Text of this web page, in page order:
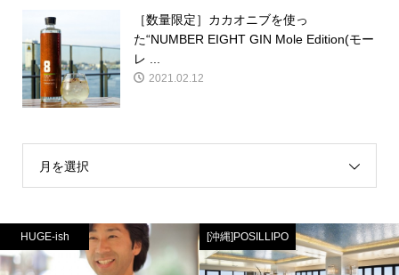
［数量限定］カカオニブを使っ
た“NUMBER EIGHT GIN Mole Edition(モー
レ ...
2021.02.12
月を選択
HUGE-ish [沖縄]POSILLIPO